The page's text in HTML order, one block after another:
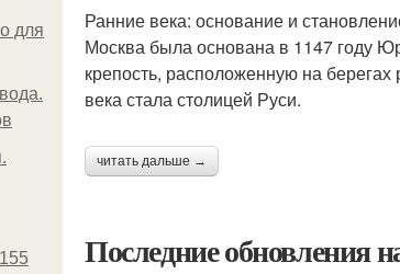
для
Ранние века: основание и
Москва была основана в 1147 году
крепость, расположенную на
века стала столицей Руси.
читать дальше →
Последние обновления